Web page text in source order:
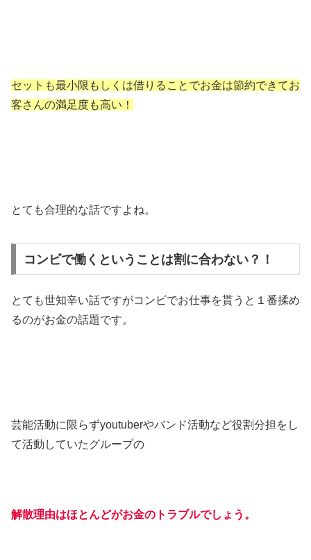
セットも最小限もしくは借りることでお金は節約できてお
客さんの満足度も高い！
とても合理的な話ですよね。
コンビで働くということは割に合わない？！
とても世知辛い話ですがコンビでお仕事を貰うと１番揉め
るのがお金の話題です。
芸能活動に限らずyoutuberやバンド活動など役割分担をし
て活動していたグループの
解散理由はほとんどがお金のトラブルでしょう。